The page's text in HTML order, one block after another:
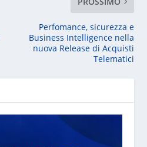
Perfomance, sicurezza e
Business Intelligence nella
nuova Release di Acquisti
Telematici